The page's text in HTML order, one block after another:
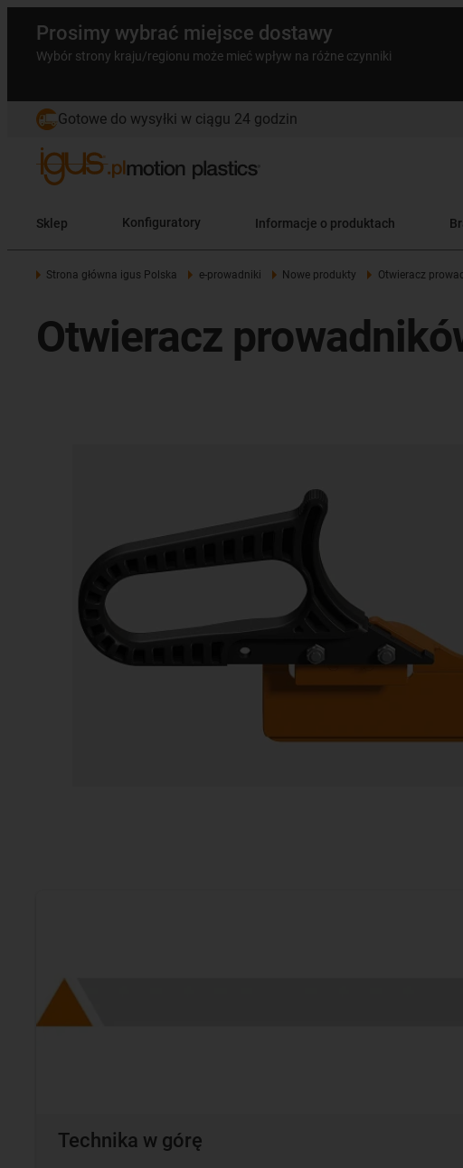
Prosimy wybrać miejsce dostawy
Wybór strony kraju/regionu może mieć wpływ na różne czynniki
Gotowe do wysyłki w ciągu 24 godzin
Sklep Konfiguratory Informacje o produktach
Strona główna igus Polska e-prowadniki Nowe produkty Otwieracz
Otwieracz
Technika w górę